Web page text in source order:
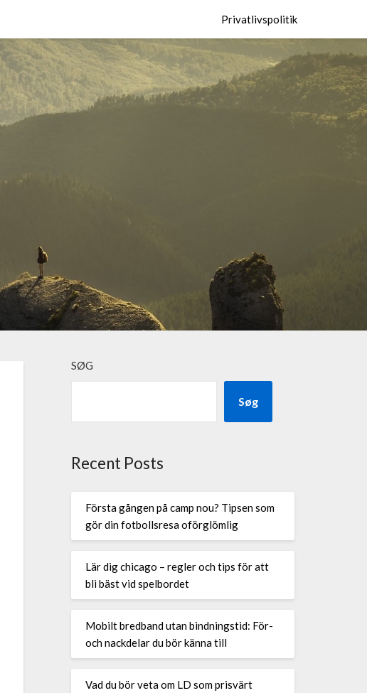
Privatlivspolitik
SØG
Søg
Recent Posts
Första gången på camp nou? Tipsen som
gör din fotbollsresa oförglömlig
Lär dig chicago – regler och tips för att
bli bäst vid spelbordet
Mobilt bredband utan bindningstid: För-
och nackdelar du bör känna till
Vad du bör veta om LD som prisvärt